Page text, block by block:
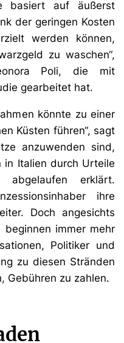
basiert auf äußerst
der geringen Kosten
werden können,
zu waschen“,
Poli, die mit
gearbeitet hat.
könnte zu einer
Küsten führen“, sagt
anzuwenden sind,
in Italien durch Urteile
abgelaufen erklärt.
ihre
Doch angesichts
beginnen immer mehr
Politiker und
zu diesen Stränden
Gebühren zu zahlen.